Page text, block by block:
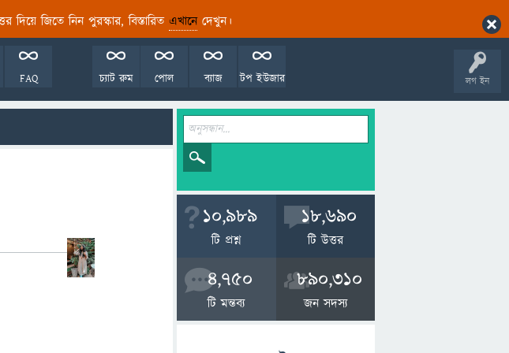
দিয়ে জিতে নিন পুরস্কার, বিস্তারিত এখানেদেখুন।
লগ ইন
FAQ টপ ইউজার
ব্যাজ
পোল
চ্যাট রুম
10,989
টি প্রশ্ন
18,690
টি উত্তর
4,750
টি মন্তব্য
890,310
জন সদস্য